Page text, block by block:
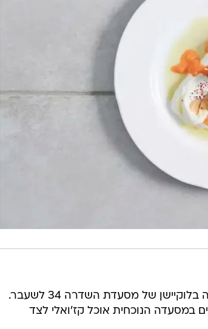
אלו את מסעדת השדרה פאן פוד. המסעדה חדשה קמה בלוקיישן של מסעדת השדרה 34 לשעבר.
במסעדה הנוכחית אוכל קז'ואלי לצד